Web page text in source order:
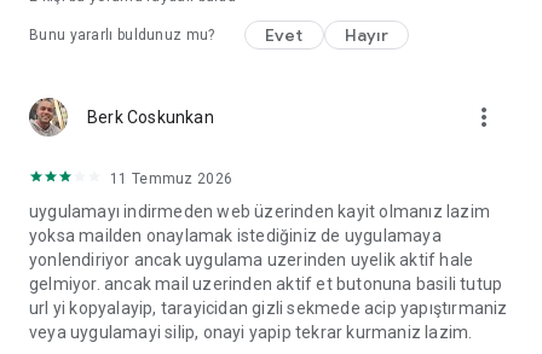
Bunu yararlı buldunuz mu? Evet Hayır
Berk Coskunkan more_vert
11 Temmuz 2026
uygulamayı indirmeden web üzerinden kayit olmanız lazim
yoksa mailden onaylamak istediğiniz de uygulamaya
yonlendiriyor ancak uygulama uzerinden uyelik aktif hale
gelmiyor. ancak mail uzerinden aktif et butonuna basili tutup
url yi kopyalayip, tarayicidan gizli sekmede acip yapıştırmaniz
veya uygulamayi silip, onayi yapip tekrar kurmaniz lazim.